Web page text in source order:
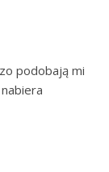
podobają mi